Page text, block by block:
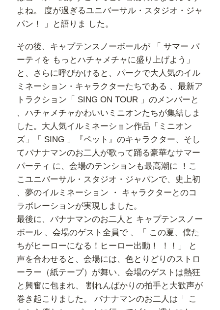
よね。 度が過ぎるユニバーサル・スタジオ・ジャ
パン！ 」と語りま した。
その後、キャプテンスノーボールが 「 サマー パ
ーティを もっとハチャメチャに盛り上げよう」
と、さらに呼びかけると、パークで大人気のイル
ミネーション・キャラクターたちである 、最新ア
トラクション「 SING ON TOUR 」のメンバーと
、ハチャメチャかわいいミニオンたちが集結しま
した。大人気イルミネーション作品「ミニオン
ズ」「 SING 」『ペット』のキャラクター、そし
てバナナマンのお二人が歌って踊る豪華なサマー
パーティ に、会場のテンションも最高潮に ！こ
こユニバーサル・スタジオ・ジャパンで、史上初
、夢のイルミネーション ・ キャラクターとのコ
ラボレーションが実現しました。
最後に、バナナマンのお二人と キャプテンスノー
ボール 、会場のゲスト全員で 、「 この夏、僕た
ちがヒーローになる！ヒーロー出動！ ！！」 と
声を合わせると、会場には、色とりどりのストロ
ーラー（紙テープ）が舞い、会場のゲストは熱狂
と興奮に包まれ、 割れんばかりの拍手と大歓声が
巻き起こりました。 バナナマンのお二人は「 こ